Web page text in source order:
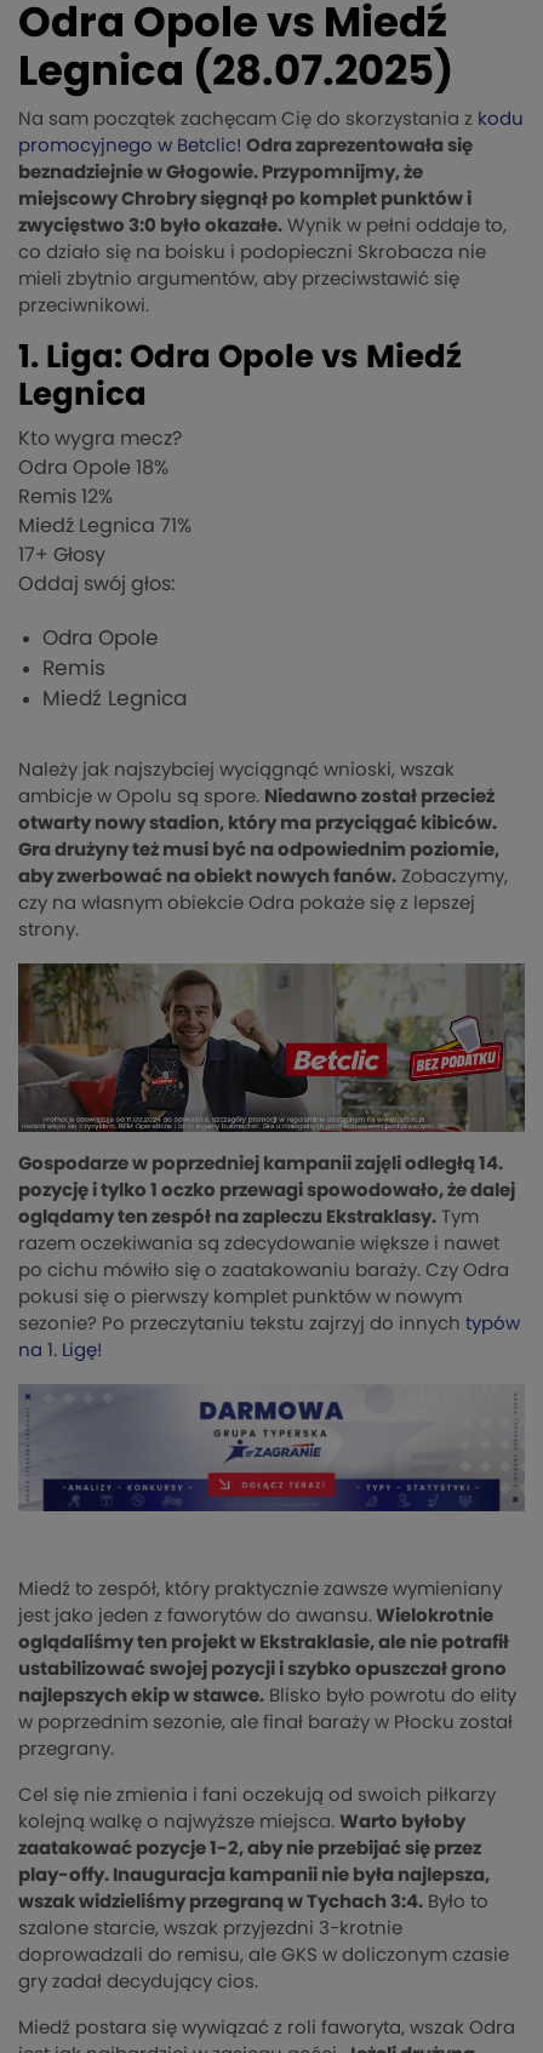
Odra Opole vs Miedź
Legnica (28.07.2025)
Na sam początek zachęcam Cię do skorzystania z kodu
promocyjnego w Betclic! Odra zaprezentowała się
beznadziejnie w Głogowie. Przypomnijmy, że
miejscowy Chrobry sięgnął po komplet punktów i
zwycięstwo 3:0 było okazałe. Wynik w pełni oddaje to,
co działo się na boisku i podopieczni Skrobacza nie
mieli zbytnio argumentów, aby przeciwstawić się
przeciwnikowi.
1. Liga: Odra Opole vs Miedź
Legnica
Kto wygra mecz?
Odra Opole 18%
Remis 12%
Miedź Legnica 71%
17+ Głosy
Oddaj swój głos:
Odra Opole
Remis
Miedź Legnica
Należy jak najszybciej wyciągnąć wnioski, wszak
ambicje w Opolu są spore. Niedawno został przecież
otwarty nowy stadion, który ma przyciągać kibiców.
Gra drużyny też musi być na odpowiednim poziomie,
aby zwerbować na obiekt nowych fanów. Zobaczymy,
czy na własnym obiekcie Odra pokaże się z lepszej
strony.
Gospodarze w poprzedniej kampanii zajęli odległą 14.
pozycję i tylko 1 oczko przewagi spowodowało, że dalej
oglądamy ten zespół na zapleczu Ekstraklasy. Tym
razem oczekiwania są zdecydowanie większe i nawet
po cichu mówiło się o zaatakowaniu baraży. Czy Odra
pokusi się o pierwszy komplet punktów w nowym
sezonie? Po przeczytaniu tekstu zajrzyj do innych typów
na 1. Ligę!
Miedź to zespół, który praktycznie zawsze wymieniany
jest jako jeden z faworytów do awansu. Wielokrotnie
oglądaliśmy ten projekt w Ekstraklasie, ale nie potrafił
ustabilizować swojej pozycji i szybko opuszczał grono
najlepszych ekip w stawce. Blisko było powrotu do elity
w poprzednim sezonie, ale finał baraży w Płocku został
przegrany.
Cel się nie zmienia i fani oczekują od swoich piłkarzy
kolejną walkę o najwyższe miejsca. Warto byłoby
zaatakować pozycje 1-2, aby nie przebijać się przez
play-offy. Inauguracja kampanii nie była najlepsza,
wszak widzieliśmy przegraną w Tychach 3:4. Było to
szalone starcie, wszak przyjezdni 3-krotnie
doprowadzali do remisu, ale GKS w doliczonym czasie
gry zadał decydujący cios.
Miedź postara się wywiązać z roli faworyta, wszak Odra